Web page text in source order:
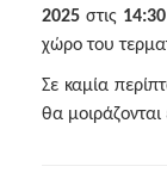
2025 στις 14:30
χώρο του
Σε καμία
θα